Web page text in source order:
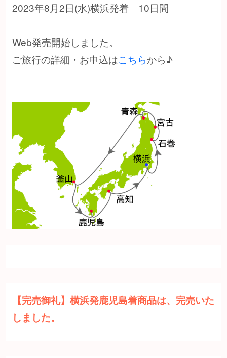
2023年8月2日(水)横浜発着 10日間
Web発売開始しました。
ご旅行の詳細・お申込はこちらから♪
【完売御礼】横浜発鹿児島着商品は、完売いた
しました。